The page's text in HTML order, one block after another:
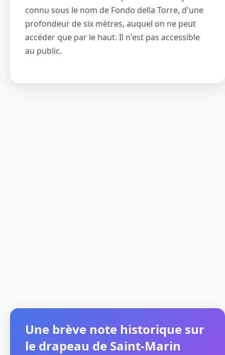
connu sous le nom de Fondo della Torre, d'une
profondeur de six mètres, auquel on ne peut
accéder que par le haut. Il n'est pas accessible
au public.
Une brève note historique sur
le drapeau de Saint-Marin